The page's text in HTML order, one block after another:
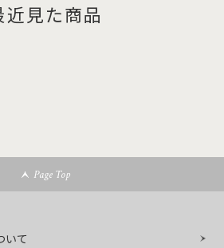
近見た商品
Page Top
いて